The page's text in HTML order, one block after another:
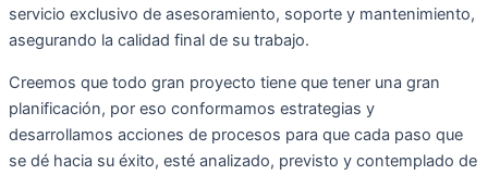
servicio exclusivo de asesoramiento, soporte y mantenimiento,
asegurando la calidad final de su trabajo.
Creemos que todo gran proyecto tiene que tener una gran
planificación, por eso conformamos estrategias y
desarrollamos acciones de procesos para que cada paso que
se dé hacia su éxito, esté analizado, previsto y contemplado de